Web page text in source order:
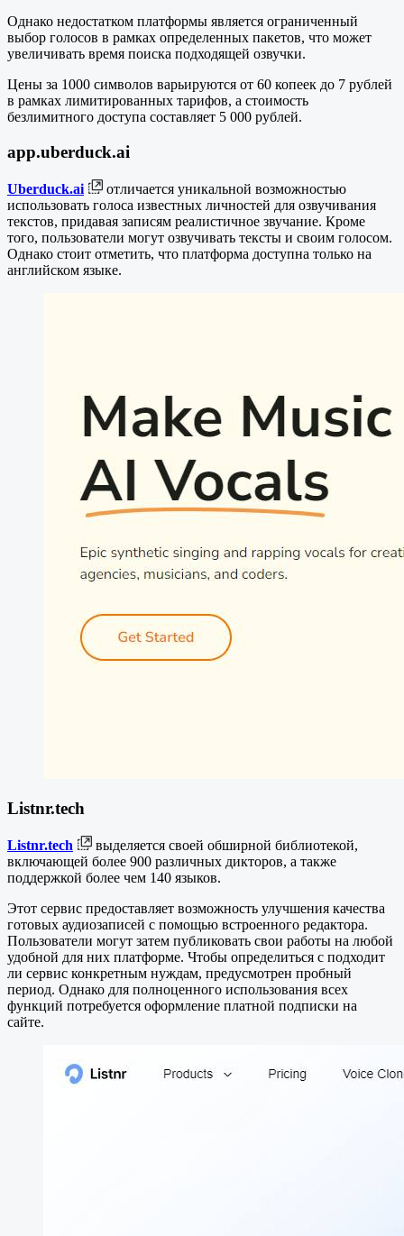
Однако недостатком платформы является ограниченный
выбор голосов в рамках определенных пакетов, что может
увеличивать время поиска подходящей озвучки.
Цены за 1000 символов варьируются от 60 копеек до 7 рублей
в рамках лимитированных тарифов, а стоимость
безлимитного доступа составляет 5 000 рублей.
app.uberduck.ai
Uberduck.ai
отличается уникальной возможностью
использовать голоса известных личностей для озвучивания
текстов, придавая записям реалистичное звучание. Кроме
того, пользователи могут озвучивать тексты и своим голосом.
Однако стоит отметить, что платформа доступна только на
английском языке.
Listnr.tech
Listnr.tech
выделяется своей обширной библиотекой,
включающей более 900 различных дикторов, а также
поддержкой более чем 140 языков.
Этот сервис предоставляет возможность улучшения качества
готовых аудиозаписей с помощью встроенного редактора.
Пользователи могут затем публиковать свои работы на любой
удобной для них платформе. Чтобы определиться с подходит
ли сервис конкретным нуждам, предусмотрен пробный
период. Однако для полноценного использования всех
функций потребуется оформление платной подписки на
сайте.